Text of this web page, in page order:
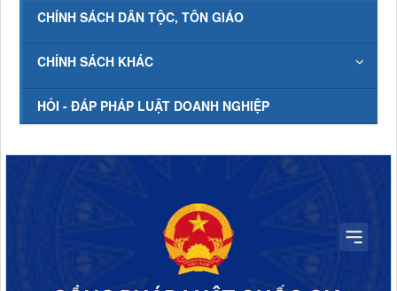
CHÍNH SÁCH DÂN TỘC, TÔN GIÁO
CHÍNH SÁCH KHÁC
HỎI - ĐÁP PHÁP LUẬT DOANH NGHIỆP